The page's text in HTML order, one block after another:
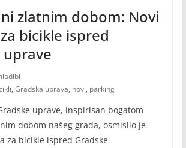
zlatnim dobom: Novi
bicikle ispred
uprave
, Gradska uprava, novi, parking
uprave, inspirisan bogatom
dobom našeg grada, osmislio je
za bicikle ispred Gradske